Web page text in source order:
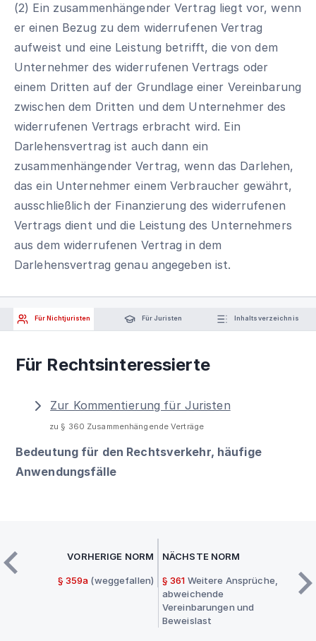
(2) Ein zusammenhängender Vertrag liegt vor, wenn
er einen Bezug zu dem widerrufenen Vertrag
aufweist und eine Leistung betrifft, die von dem
Unternehmer des widerrufenen Vertrags oder
einem Dritten auf der Grundlage einer Vereinbarung
zwischen dem Dritten und dem Unternehmer des
widerrufenen Vertrags erbracht wird. Ein
Darlehensvertrag ist auch dann ein
zusammenhängender Vertrag, wenn das Darlehen,
das ein Unternehmer einem Verbraucher gewährt,
ausschließlich der Finanzierung des widerrufenen
Vertrags dient und die Leistung des Unternehmers
aus dem widerrufenen Vertrag in dem
Darlehensvertrag genau angegeben ist.
Für Nichtjuristen Für Juristen Inhaltsverzeichnis
Für Rechtsinteressierte
Zur Kommentierung für Juristen
zu § 360 Zusammenhängende Verträge
Bedeutung für den Rechtsverkehr, häufige
Anwendungsfälle
VORHERIGE NORM
§ 359a (weggefallen)
NÄCHSTE NORM
§ 361 Weitere Ansprüche,
abweichende
Vereinbarungen und
Beweislast